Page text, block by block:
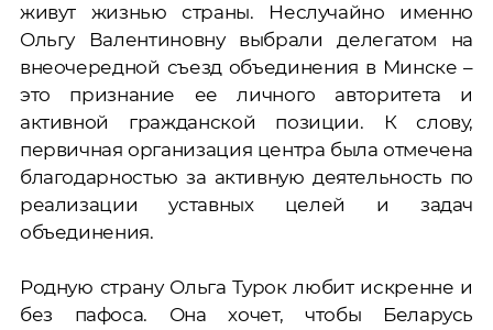
живут жизнью страны. Неслучайно именно
Ольгу Валентиновну выбрали делегатом на
внеочередной съезд объединения в Минске –
это признание ее личного авторитета и
активной гражданской позиции. К слову,
первичная организация центра была отмечена
благодарностью за активную деятельность по
реализации уставных целей и задач
объединения.
Родную страну Ольга Турок любит искренне и
без пафоса. Она хочет, чтобы Беларусь